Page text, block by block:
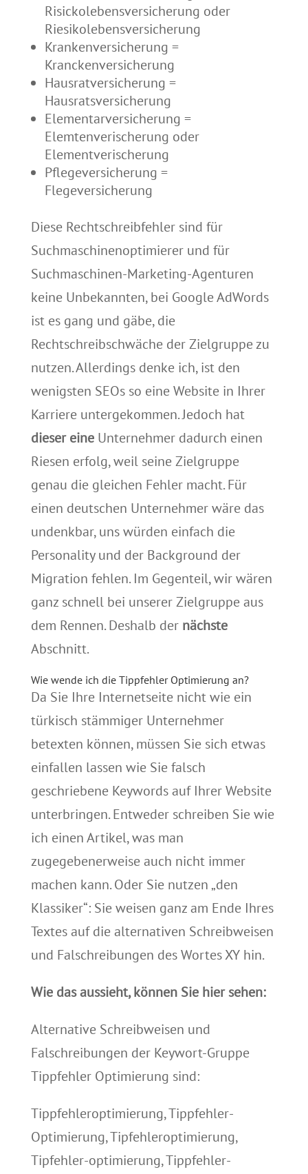
Risickolebensversicherung oder
Riesikolebensversicherung
Krankenversicherung =
Kranckenversicherung
Hausratversicherung =
Hausratsversicherung
Elementarversicherung =
Elemtenverischerung oder
Elementverischerung
Pflegeversicherung =
Flegeversicherung
Diese Rechtschreibfehler sind für
Suchmaschinenoptimierer und für
Suchmaschinen-Marketing-Agenturen
keine Unbekannten, bei Google AdWords
ist es gang und gäbe, die
Rechtschreibschwäche der Zielgruppe zu
nutzen. Allerdings denke ich, ist den
wenigsten SEOs so eine Website in Ihrer
Karriere untergekommen. Jedoch hat
dieser eineUnternehmer dadurch einen
Riesen erfolg, weil seine Zielgruppe
genau die gleichen Fehler macht. Für
einen deutschen Unternehmer wäre das
undenkbar, uns würden einfach die
Personality und der Background der
Migration fehlen. Im Gegenteil, wir wären
ganz schnell bei unserer Zielgruppe aus
dem Rennen. Deshalb der nächste
Abschnitt.
Wie wende ich die Tippfehler Optimierung an?
Da Sie Ihre Internetseite nicht wie ein
türkisch stämmiger Unternehmer
betexten können, müssen Sie sich etwas
einfallen lassen wie Sie falsch
geschriebene Keywords auf Ihrer Website
unterbringen. Entweder schreiben Sie wie
ich einen Artikel, was man
zugegebenerweise auch nicht immer
machen kann. Oder Sie nutzen „den
Klassiker“: Sie weisen ganz am Ende Ihres
Textes auf die alternativen Schreibweisen
und Falschreibungen des Wortes XY hin.
Wie das aussieht, können Sie hier sehen:
Alternative Schreibweisen und
Falschreibungen der Keywort-Gruppe
Tippfehler Optimierung sind:
Tippfehleroptimierung, Tippfehler-
Optimierung, Tipfehleroptimierung,
Tipfehler-optimierung, Tippfehler-